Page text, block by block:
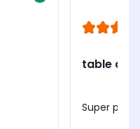
table a
Super